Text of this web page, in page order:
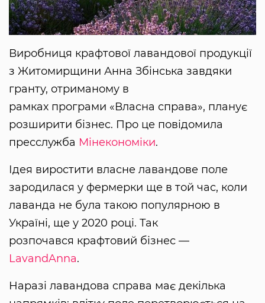
Виробниця крафтової лавандової продукції
з Житомирщини Анна Збінська завдяки
гранту, отриманому в
рамках програми «Власна справа», планує
розширити бізнес. Про це повідомила
пресслужба Мінекономіки.
Ідея виростити власне лавандове поле
зародилася у фермерки ще в той час, коли
лаванда не була такою популярною в
Україні, ще у 2020 році. Так
розпочався крафтовий бізнес —
LavandAnna.
Наразі лавандова справа має декілька